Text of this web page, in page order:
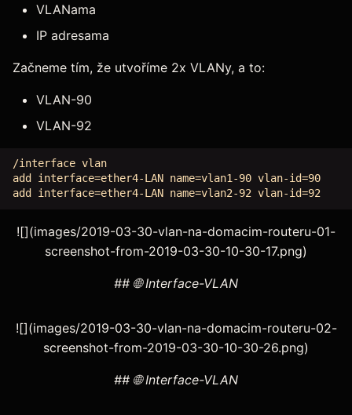
VLANama
IP adresama
Začneme tím, že utvoříme 2x VLANy, a to:
VLAN-90
VLAN-92
/interface vlan
add interface=ether4-LAN name=vlan1-90 vlan-id=90
![](images/2019-03-30-vlan-na-domacim-routeru-01-
screenshot-from-2019-03-30-10-30-17.png)
## 🌐 Interface-VLAN
![](images/2019-03-30-vlan-na-domacim-routeru-02-
screenshot-from-2019-03-30-10-30-26.png)
## 🌐 Interface-VLAN